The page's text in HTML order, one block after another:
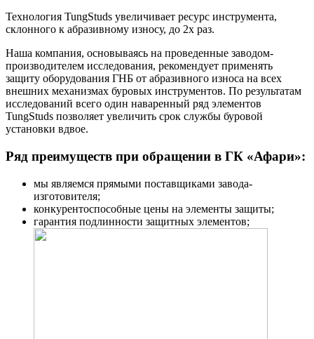
Технология TungStuds увеличивает ресурс инструмента,
склонного к абразивному износу, до 2х раз.
Наша компания, основываясь на проведенные заводом-
производителем исследования, рекомендует применять
защиту оборудования ГНБ от абразивного износа на всех
внешних механизмах буровых инструментов. По результатам
исследований всего один наваренный ряд элементов
TungStuds позволяет увеличить срок службы буровой
установки вдвое.
Ряд преимуществ при обращении в ГК «Афари»:
мы являемся прямыми поставщиками завода-
изготовителя;
конкурентоспособные цены на элементы защиты;
гарантия подлинности защитных элементов;